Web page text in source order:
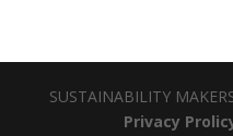
SUSTAINABILITY
Privacy